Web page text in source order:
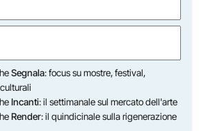
Segnala: focus su mostre, festival,
Incanti: il settimanale sul mercato dell'arte
Render: il quindicinale sulla rigenerazione